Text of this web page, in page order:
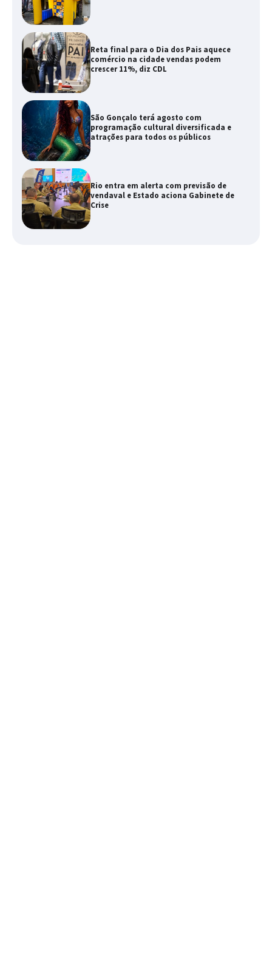
Reta final para o Dia dos Pais aquece
comércio na cidade vendas podem
crescer 11%, diz CDL
São Gonçalo terá agosto com
programação cultural diversificada e
atrações para todos os públicos
Rio entra em alerta com previsão de
vendaval e Estado aciona Gabinete de
Crise